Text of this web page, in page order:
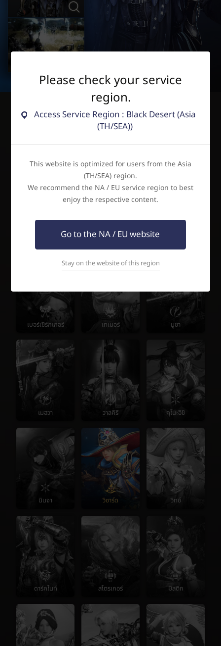
เลือกอาชีพ
กรุณาเลือกตัวละครเพื่อออกตามหาความจริงในอดีตร่วมกัน
เรนเจอร์
เบอร์เซิร์กเกอร์ เทเมอร์ มูซา
เมฮวา วาลคิรี คุโนะอิชิ
นินจา วิซาร์ด วิทช์
ดาร์คไนท์ สไตรเกอร์ มิสติก
Please check your service
region.
Access Service Region : Black Desert (Asia
(TH/SEA))
This website is optimized for users from the Asia
(TH/SEA) region.
We recommend the NA / EU service region to best
enjoy the respective content.
Go to the NA / EU website
Stay on the website of this region